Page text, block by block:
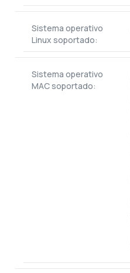
Sistema operativo
Linux soportado:
Sistema operativo
MAC soportado: